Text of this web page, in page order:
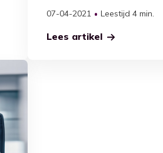
07-04-2021 Leestijd 4 min.
Lees artikel